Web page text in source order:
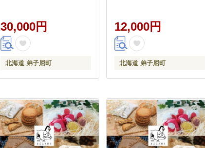
30,000円
北海道 弟子屈町
12,000円
北海道 弟子屈町